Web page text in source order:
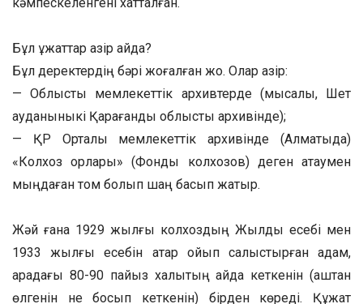
Бұл құжаттар қазір қайда?
Бұл деректердің бәрі жоғалған жоқ. Олар қазір:
— Облыстық мемлекеттік архивтерде (мысалы, Шет
ауданыныкі Қарағанды облыстық архивінде);
— ҚР Орталық мемлекеттік архивінде (Алматыда)
«Колхоз қорлары» (Фонды колхозов) деген атаумен
мыңдаған том болып шаң басып жатыр.
Жәй ғана 1929 жылғы колхоздың Жылдық есебі мен
1933 жылғы есебін қатар қойып салыстырған адам,
арадағы 80-90 пайыз халықтың қайда кеткенін (аштан
өлгенін не босып кеткенін) бірден көреді. Құжат